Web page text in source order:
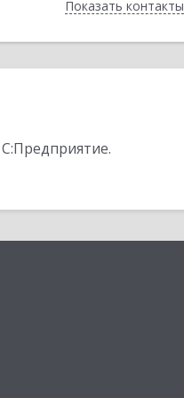
Показать контакты
Назад